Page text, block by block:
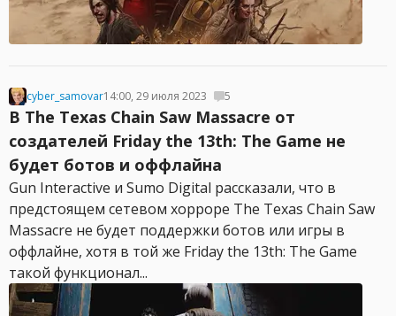
cyber_samovar14:00, 29 июля 2023 5
В The Texas Chain Saw Massacre от
создателей Friday the 13th: The Game не
будет ботов и оффлайна
Gun Interactive и Sumo Digital рассказали, что в
предстоящем сетевом хорроре The Texas Chain Saw
Massacre не будет поддержки ботов или игры в
оффлайне, хотя в той же Friday the 13th: The Game
такой функционал...